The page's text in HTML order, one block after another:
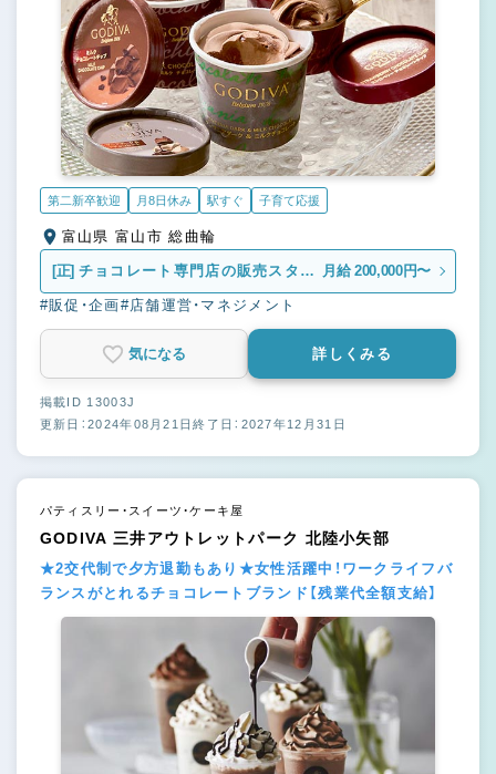
第二新卒歓迎 月8日休み 駅すぐ 子育て応援
富山県 富山市 総曲輪
[正] チョコレート専門店の販売スタッ
フ
月給 200,000円〜
#販促・企画#店舗運営・マネジメント
気になる 詳しくみる
掲載ID 13003J
更新日：2024年08月21日終了日：2027年12月31日
パティスリー・スイーツ・ケーキ屋
GODIVA 三井アウトレットパーク 北陸小矢部
★2交代制で夕方退勤もあり★女性活躍中！ワークライフバ
ランスがとれるチョコレートブランド【残業代全額支給】